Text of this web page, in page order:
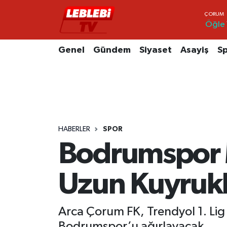
Öğle
Genel Gündem Siyaset Asayiş
HABERLER SPOR
Bodrumspor
Uzun
Arca Çorum FK, Trendyol 1.
Hava Durumu
Tüm Manşetler
Haber Arşivi